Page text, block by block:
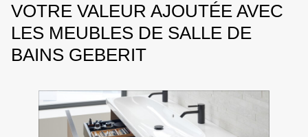
VOTRE VALEUR AJOUTÉE AVEC
LES MEUBLES DE SALLE DE
BAINS GEBERIT